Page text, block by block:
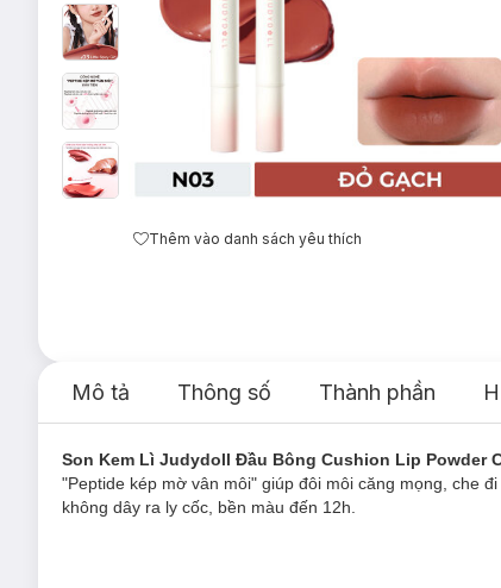
Thêm vào danh sách yêu thích
Mô tả Thông số Thành phần
Son Kem Lì Judydoll Đầu Bông Cushion Lip Powder
"Peptide kép mờ vân môi" giúp đôi môi căng mọng, che
không dây ra ly cốc, bền màu đến 12h.